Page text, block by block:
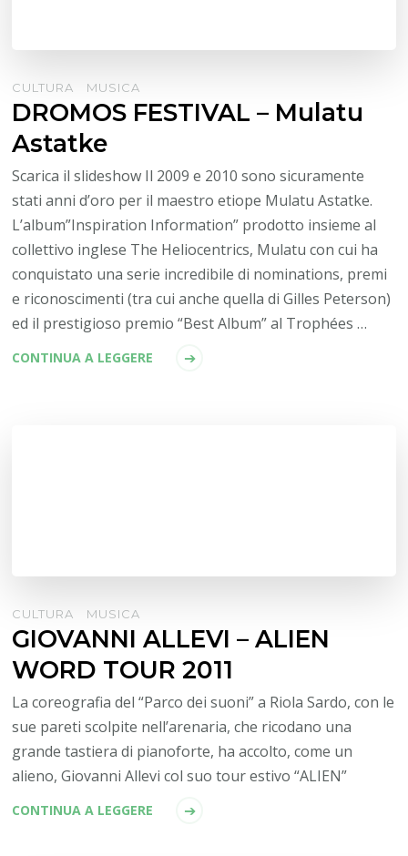
CULTURA MUSICA
DROMOS FESTIVAL – Mulatu
Astatke
Scarica il slideshow Il 2009 e 2010 sono sicuramente
stati anni d’oro per il maestro etiope Mulatu Astatke.
L’album”Inspiration Information” prodotto insieme al
collettivo inglese The Heliocentrics, Mulatu con cui ha
conquistato una serie incredibile di nominations, premi
e riconoscimenti (tra cui anche quella di Gilles Peterson)
ed il prestigioso premio “Best Album” al Trophées …
CONTINUA A LEGGERE
CULTURA MUSICA
GIOVANNI ALLEVI – ALIEN
WORD TOUR 2011
La coreografia del “Parco dei suoni” a Riola Sardo, con le
sue pareti scolpite nell’arenaria, che ricodano una
grande tastiera di pianoforte, ha accolto, come un
alieno, Giovanni Allevi col suo tour estivo “ALIEN”
CONTINUA A LEGGERE